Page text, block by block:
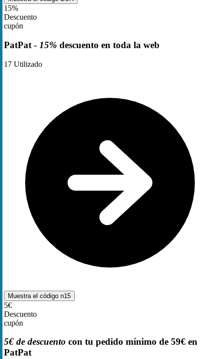
15%
Descuento
cupón
PatPat - 15% descuento en toda la web
17 Utilizado
Muestra el código n15
5€
Descuento
cupón
5€ de descuento con tu pedido mínimo de 59€ en
PatPat